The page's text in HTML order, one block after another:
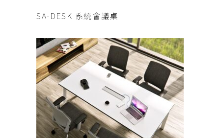
查看內容
SA-DESK 系統會議桌